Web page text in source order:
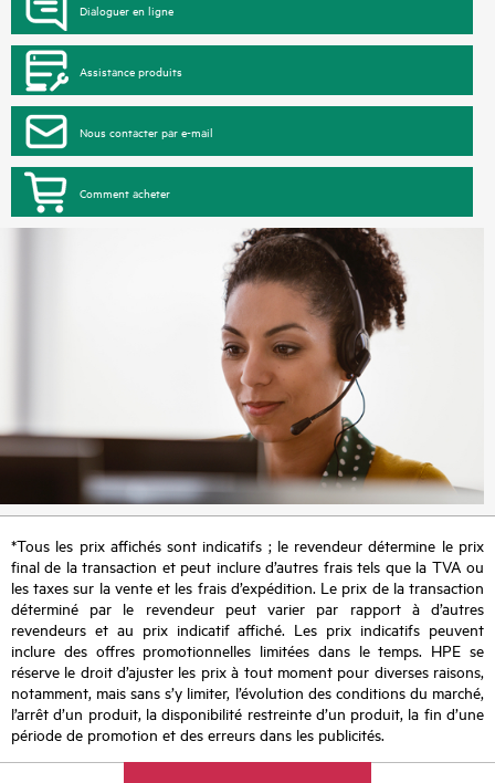
Dialoguer en ligne
Assistance produits
Nous contacter par e-mail
Comment acheter
*Tous les prix affichés sont indicatifs ; le revendeur détermine le prix
final de la transaction et peut inclure d’autres frais tels que la TVA ou
les taxes sur la vente et les frais d’expédition. Le prix de la transaction
déterminé par le revendeur peut varier par rapport à d’autres
revendeurs et au prix indicatif affiché. Les prix indicatifs peuvent
inclure des offres promotionnelles limitées dans le temps. HPE se
réserve le droit d’ajuster les prix à tout moment pour diverses raisons,
notamment, mais sans s’y limiter, l’évolution des conditions du marché,
l’arrêt d’un produit, la disponibilité restreinte d’un produit, la fin d’une
période de promotion et des erreurs dans les publicités.